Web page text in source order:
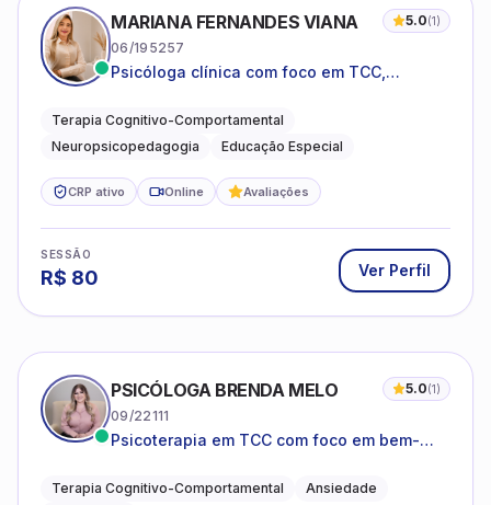
MARIANA FERNANDES VIANA 5.0(1)
06/195257
Psicóloga clínica com foco em TCC,
do neurodesenvolvimento.
Terapia Cognitivo-Comportamental
Neuropsicopedagogia
Educação Especial
CRP ativo Online Avaliações
SESSÃO
R$ 80 Ver Perfil
PSICÓLOGA BRENDA MELO 5.0(1)
09/22111
Psicoterapia em TCC com foco em bem-
o cotidiano
Terapia Cognitivo-Comportamental
Ansiedade